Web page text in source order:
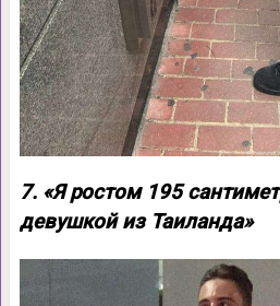
7. «Я ростом 195
девушкой из Таиланда»